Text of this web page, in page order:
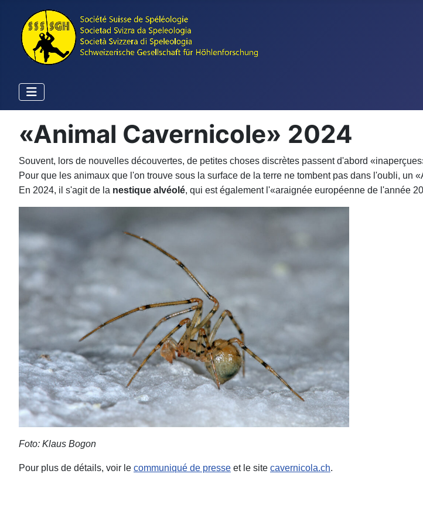
«Animal Cavernicole» 2024
Souvent, lors de nouvelles découvertes, de petites choses discrètes passent d'abord
Pour que les animaux que l'on trouve sous la surface de la terre ne tombent pas dans l'oubli, un
En 2024, il s'agit de la nestique alvéolé, qui est également l'«araignée européenne de l'année
Foto: Klaus Bogon
Pour plus de détails, voir le communiqué de presse et le site cavernicola.ch.